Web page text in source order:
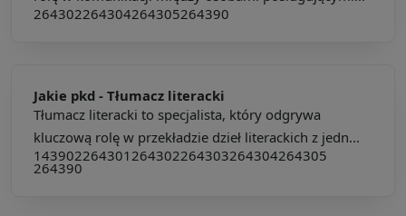
264302264304264305264390
Jakie pkd - Tłumacz literacki
Tłumacz literacki to specjalista, który odgrywa
kluczową rolę w przekładzie dzieł literackich z jedn...
143902264301 264302264303264304264305
264390